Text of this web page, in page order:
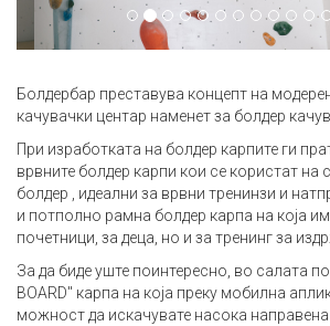
Болдербар преставува концепт на
качувачки центар наменет за болдер
При изработката на болдер карпите ги
врвните болдер карпи кои се користат на
болдер
, идеални за врвни тренинзи и
и потполно рамна болдер карпа на која
почетници, за деца, но и за тренинг за
За да биде уште поинтересно, во салата
BOARD" карпа на која преку мобилна
можност да искачувате насока направена